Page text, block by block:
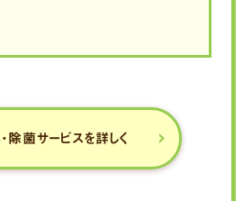
除菌サービスを詳しく